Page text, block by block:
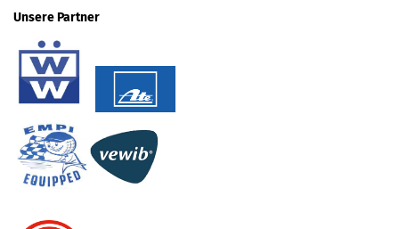
Unsere Partner